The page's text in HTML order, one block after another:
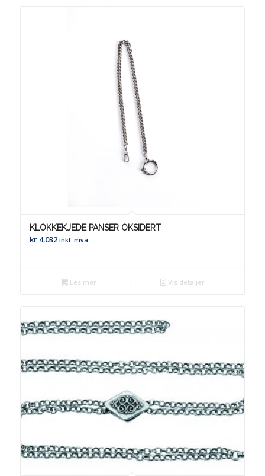
KLOKKEKJEDE PANSER OKSIDERT
kr4.032 inkl. mva.
Les mer Vis detaljer